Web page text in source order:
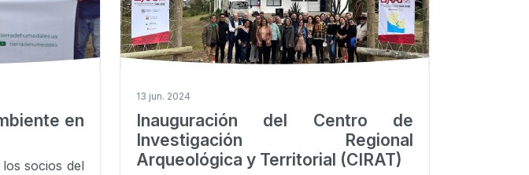
en
socios del
13 jun. 2024
Inauguración del Centro de
Investigación Regional
Arqueológica y Territorial (CIRAT)